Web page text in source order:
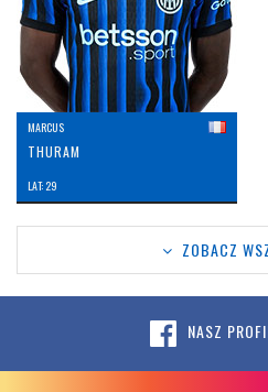
MARCUS
THURAM
LAT: 29
ZOBACZ
NASZ